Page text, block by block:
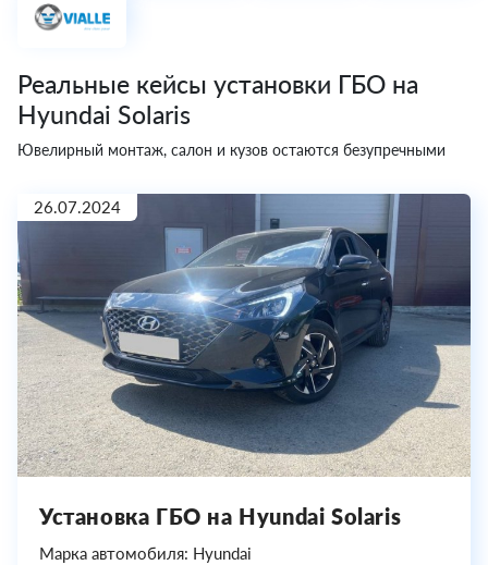
Реальные кейсы установки ГБО на
Hyundai Solaris
Ювелирный монтаж, салон и кузов остаются безупречными
26.07.2024
Установка ГБО на Hyundai Solaris
Марка автомобиля: Hyundai